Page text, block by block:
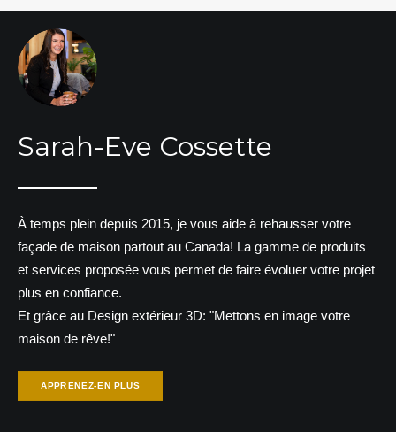
Sarah-Eve Cossette
À temps plein depuis 2015, je vous aide à rehausser votre
façade de maison partout au Canada! La gamme de produits
et services proposée vous permet de faire évoluer votre projet
plus en confiance.
Et grâce au Design extérieur 3D: "Mettons en image votre
maison de rêve!"
APPRENEZ-EN PLUS